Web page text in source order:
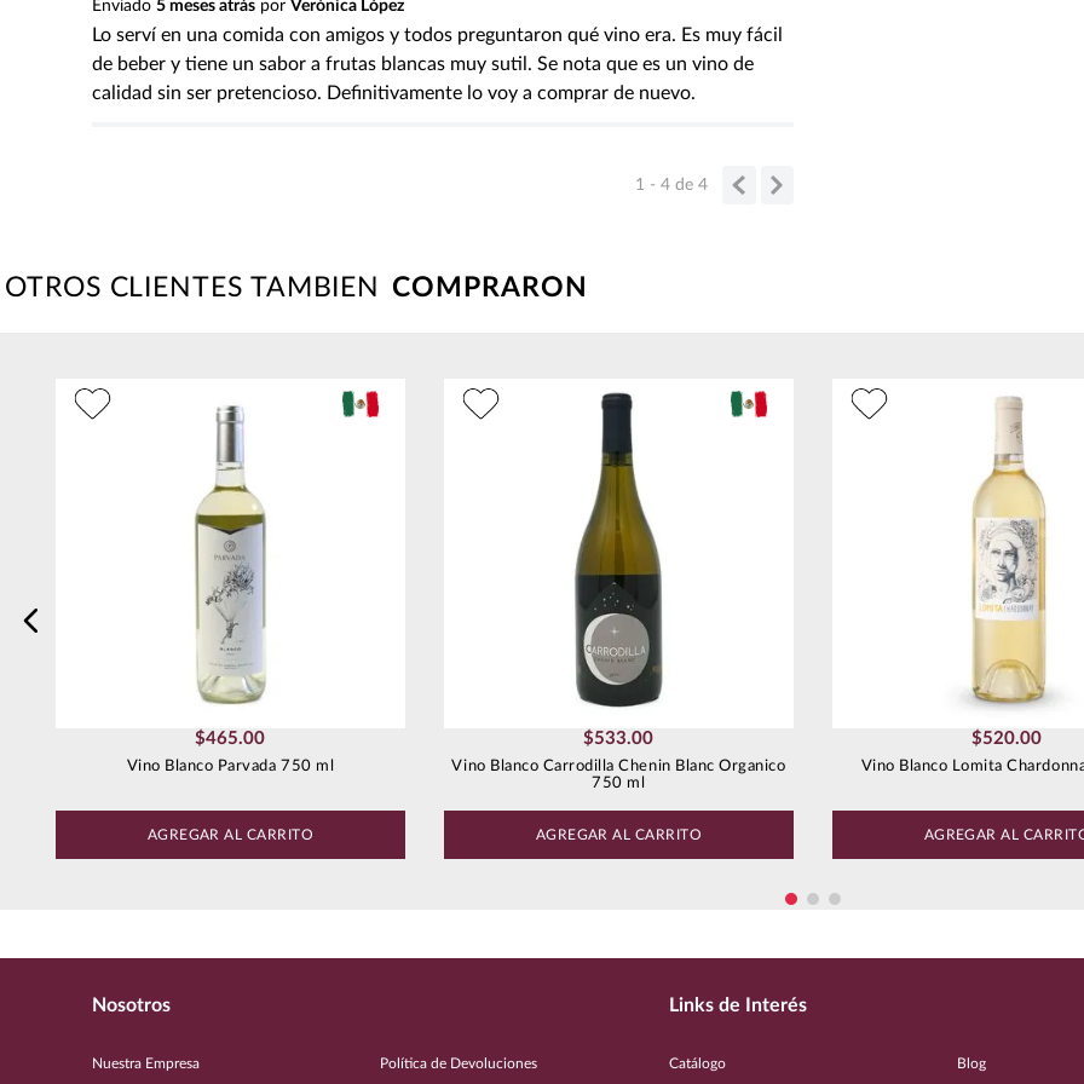
Enviado 5 meses atrás por Verónica López
Lo serví en una comida con amigos y todos preguntaron qué vino era. Es muy fácil
de beber y tiene un sabor a frutas blancas muy sutil. Se nota que es un vino de
calidad sin ser pretencioso. Definitivamente lo voy a comprar de nuevo.
1 - 4de 4
OTROS CLIENTES TAMBIEN
$465.00
Vino Blanco Parvada 750 ml
AGREGAR AL CARRITO
$533.00
Vino Blanco Carrodilla Chenin Blanc Organico
750 ml
AGREGAR AL CARRITO
$520.00
Vino Blanco Lomita
AGREGAR AL
Nosotros
Nuestra Empresa Política de Devoluciones
Links de Interés
Catálogo Blog